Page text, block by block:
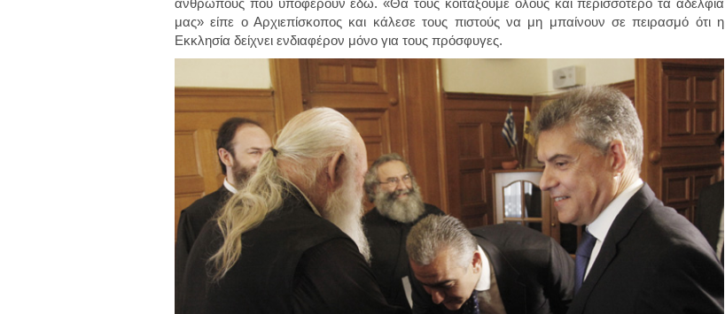
ανθρώπους που υποφέρουν εδώ. «Θα τους κοιτάξουμε όλους και περισσότερο τα αδέλφια
μας» είπε ο Αρχιεπίσκοπος και κάλεσε τους πιστούς να μη μπαίνουν σε πειρασμό ότι η
Εκκλησία δείχνει ενδιαφέρον μόνο για τους πρόσφυγες.